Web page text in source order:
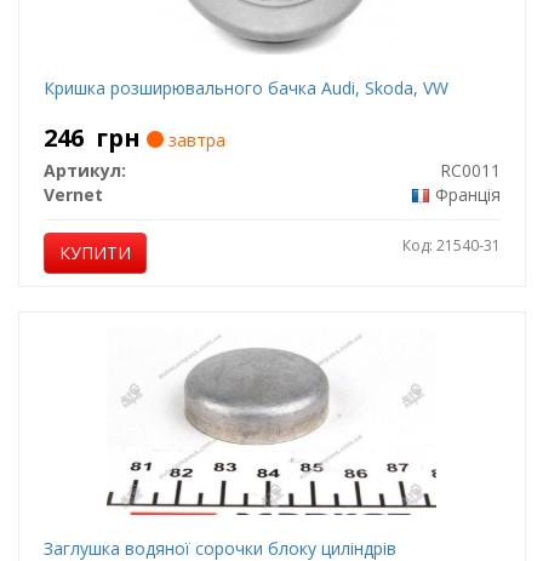
Кришка розширювального бачка Audi, Skoda, VW
246 грн
завтра
Артикул:
RC0011
Vernet
Франція
КУПИТИ Код: 21540-31
Заглушка водяної сорочки блоку циліндрів